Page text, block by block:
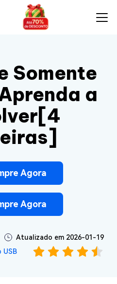
Somente
a
Agora
Agora
Atualizado em 2026-01-19
USB